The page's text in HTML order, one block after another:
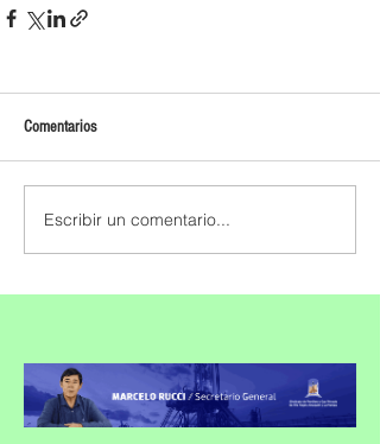
Comentarios
Escribir un comentario...